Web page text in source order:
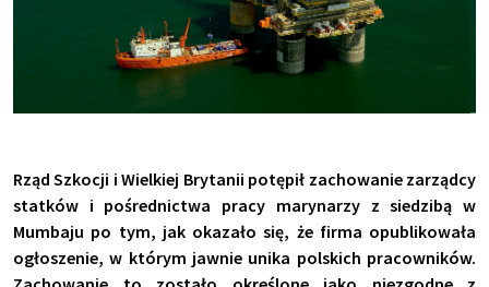
Rząd Szkocji i Wielkiej Brytanii potępił zachowanie zarządcy
statków i pośrednictwa pracy marynarzy z siedzibą w
Mumbaju po tym, jak okazało się, że firma opublikowała
ogłoszenie, w którym jawnie unika polskich pracowników.